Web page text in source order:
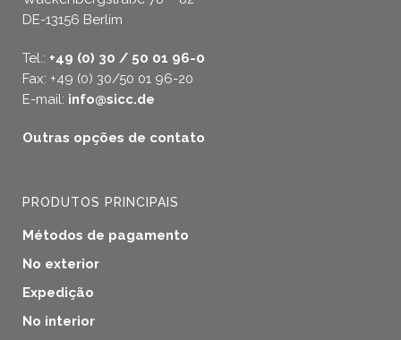
DE-13156 Berlim
Tel.: +49 (0) 30 / 50 01 96-0
Fax: +49 (0) 30/50 01 96-20
E-mail: info@sicc.de
Outras opções de contato
PRODUTOS PRINCIPAIS
Métodos de pagamento
No exterior
Expedição
No interior